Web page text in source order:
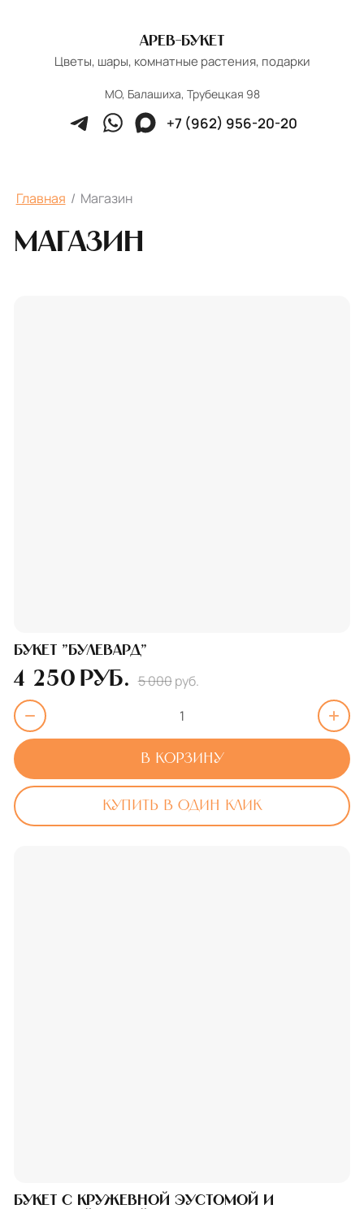
МО, Балашиха, Трубецкая 98
+7 (962) 956-20-20
Арев-Букет
Цветы, шары, комнатные растения, подарки
Главная / Магазин
Магазин
Букет "Булевард"
5 000 руб.
4 250 руб.
В корзину
Купить в один клик
Букет с кружевной эустомой и